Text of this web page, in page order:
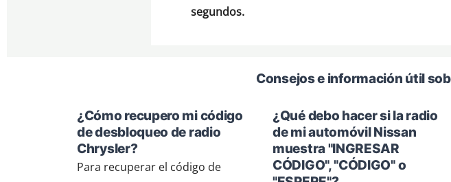
segundos.
Consejos e información útil
¿Cómo recupero mi código
de desbloqueo de radio
Chrysler?
Para recuperar el código de
¿Qué debo hacer si la radio
de mi automóvil Nissan
muestra "INGRESAR
CÓDIGO", "CÓDIGO" o